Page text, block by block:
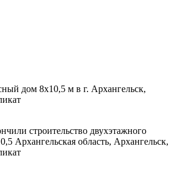
дом 8х10,5 м в г. Архангельск,
строительство двухэтажного
Архангельская область, Архангельск,